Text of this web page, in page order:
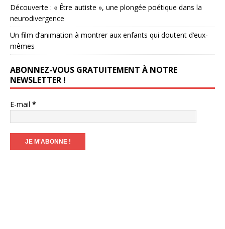
Découverte : « Être autiste », une plongée poétique dans la
neurodivergence
Un film d’animation à montrer aux enfants qui doutent d’eux-
mêmes
ABONNEZ-VOUS GRATUITEMENT À NOTRE
NEWSLETTER !
E-mail *